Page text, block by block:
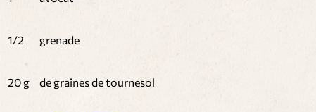
1/2 grenade
20 g de graines de tournesol